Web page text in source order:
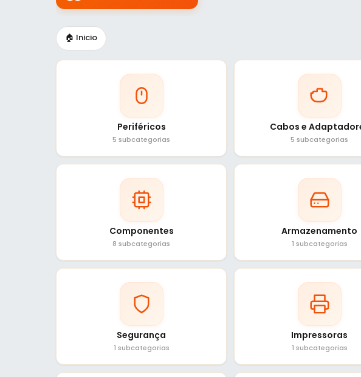
🏠 Inicio
Periféricos
5 subcategorias
Cabos e
5 subcategorias
Componentes
8 subcategorias
Armazenamento
1 subcategorias
Segurança
1 subcategorias
Impressoras
1 subcategorias